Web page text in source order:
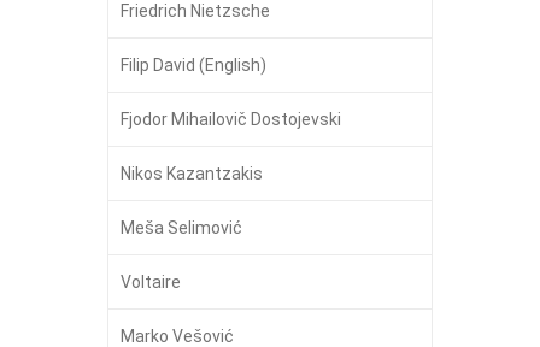
Friedrich Nietzsche
Filip David (English)
Fjodor Mihailovič Dostojevski
Nikos Kazantzakis
Meša Selimović
Voltaire
Marko Vešović